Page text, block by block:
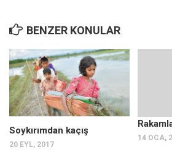
BENZER KONULAR
Soykırımdan kaçış
20 EYL, 2017
14 OCA,